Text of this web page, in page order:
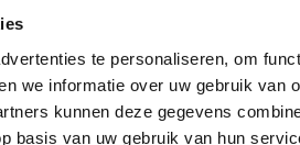
te personaliseren, om
we informatie over uw gebruik van
kunnen deze gegevens
basis van uw gebruik van hun
je in en ontvang direct een